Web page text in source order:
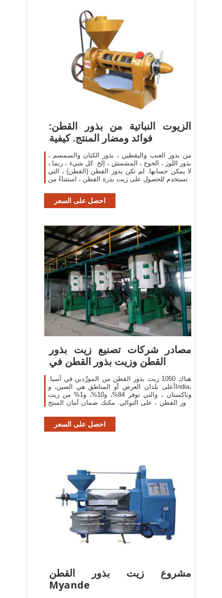
الزيوت النباتية من بذور القطن:
فوائد ومضار المنتج. كيفية
من بذور العنب واليقطين ، بذور الكتان والسمسم ،
بذور اللوز ، الخوخ ، المشمش ، إلخ. كل شيء ، ربما ،
لا يمكن حسابها. لم تكن بذور القطن (القطن) ، التي
تستخدم للحصول على زيت بذرة القطن ، استثناءً من
احصل على السعر
مصادر شركات تصنيع زيت بذور
القطن وزيت بذور القطن في
هناك 1050 زيت بذور القطن من المورِّدين في آسيا.
أعلى بلدان العرض أو المناطق هي الصين، وIndia،
وباكستان ، والتي توفر 84%، و10%، و1% من زيت
بذور القطن ، على التوالي. مكنك ضمان أمان المنتج
احصل على السعر
مشروع زيت بذور القطن
Myande